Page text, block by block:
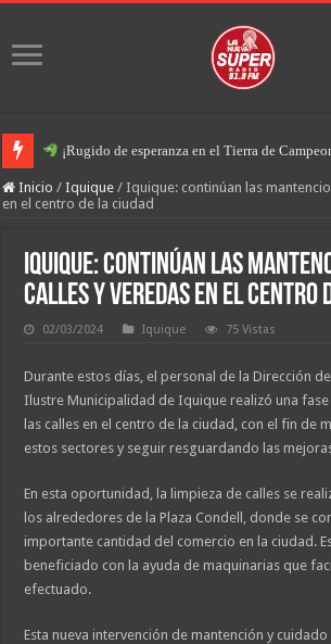
¡Rugido de esperanza en el Tierra de
Inicio / Iquique / Iquique: continúan las
en el centro de la ciudad
Iquique: continúan las
calles y veredas en el centro
02/03/2024 Iquique 75 Vistas
Durante estos días, el personal de la Dirección
Ilustre Municipalidad de Iquique realizó una
las calles en el centro de la ciudad, con el fin de
estos sectores y seguir resguardando las
En esta oportunidad, la limpieza de calles se
los alrededores de la Plaza Condell, donde se
importante cantidad del comercio en la ciudad.
beneficiado con la ayuda de maquinarias que
efectuado.
Esta nueva intervención de mantención y cuidado